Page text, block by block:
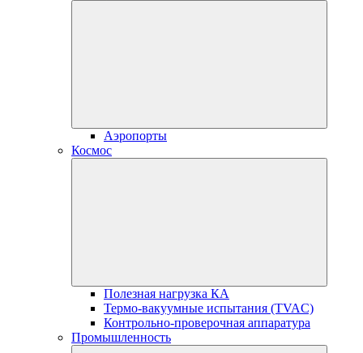
Аэропорты
Космос
Полезная нагрузка КА
Термо-вакуумные испытания (TVAC)
Контрольно-проверочная аппаратура
Промышленность